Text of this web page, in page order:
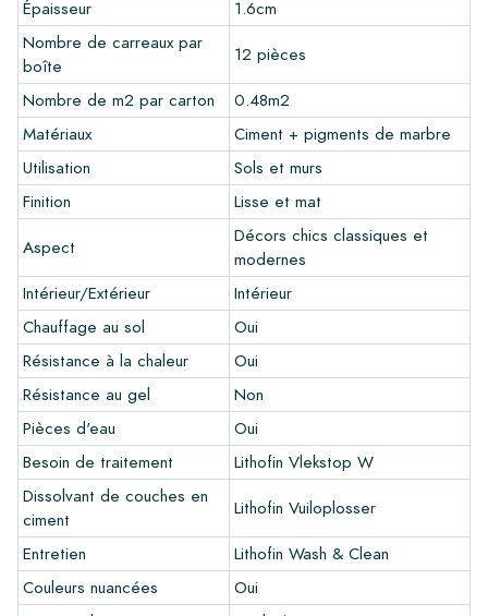
Commande d'échantillons
Pour avoir une bonne impression de nos produits, nous
recommandons toujours de commander quelques échantillons
au préalable. Les frais d'échantillons seront déduits de toute
commande éventuelle.
Créez votre propre carreau
Vous souhaitez créer un carreau qui s'harmonise parfaitement
avec les autres couleurs de votre intérieur? Visitez notre
programme de conception via ce lien et laissez libre cours à
votre créativité.
Garantie
La période de garantie est toujours d'un an après la livraison.
La garantie couvre uniquement les défauts de fabrication et
en cas d'utilisation de nos produits de pose et d'entretien
Lithofin. Aucune réclamation ne peut être faite pour les
carreaux déjà installés.
Liens
•Programme de dessin pour créer votre propre carreau
•En savoir plus sur nos carrelages
Épaisseur
1.6cm
Nombre de carreaux par
boîte
12 pièces
Nombre de m2 par carton
0.48m2
Matériaux
Ciment + pigments de marbre
Utilisation
Sols et murs
Finition
Lisse et mat
Aspect
Décors chics classiques et
modernes
Intérieur/Extérieur
Intérieur
Chauffage au sol
Oui
Résistance à la chaleur
Oui
Résistance au gel
Non
Pièces d'eau
Oui
Besoin de traitement
Lithofin Vlekstop W
Dissolvant de couches en
ciment
Lithofin Vuiloplosser
Entretien
Lithofin Wash & Clean
Couleurs nuancées
Oui